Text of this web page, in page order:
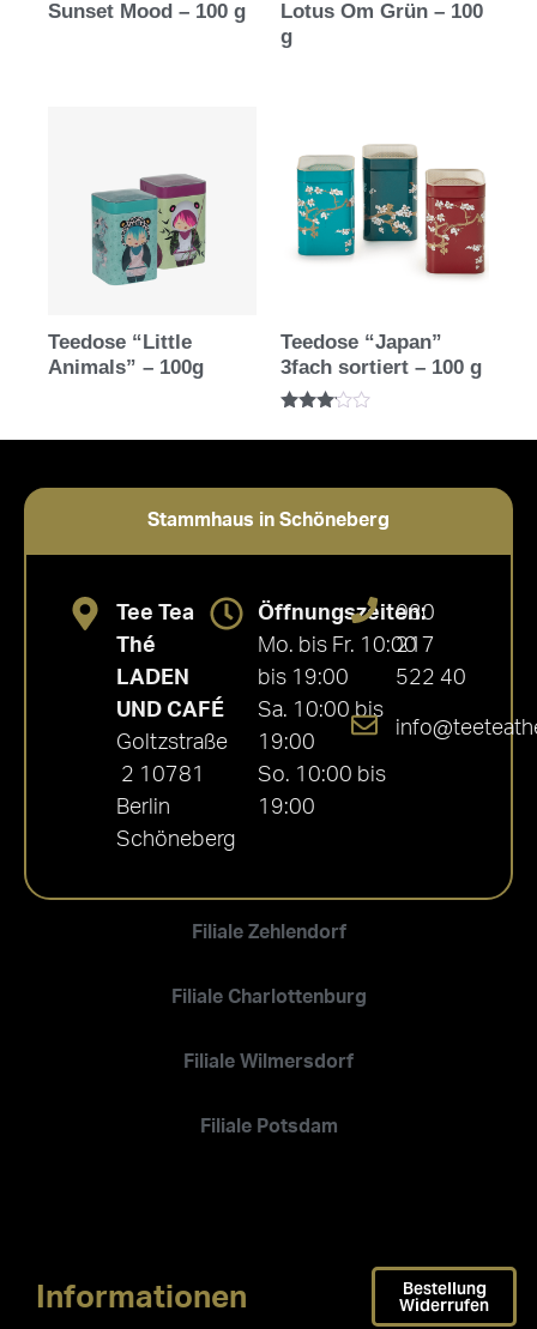
Sunset Mood – 100 g
Lotus Om Grün – 100
g
Teedose “Little
Animals” – 100g
Teedose “Japan”
3fach sortiert – 100 g
mit
Stammhaus in Schöneberg
Filiale Zehlendorf
Filiale Charlottenburg
Filiale Wilmersdorf
Filiale Potsdam
Tee Tea
Thé
LADEN
UND CAFÉ
Goltzstraße
2 10781
Berlin
Schöneberg
Öffnungszeiten:
Mo. bis Fr. 10:00
bis 19:00
Sa. 10:00 bis
19:00
So. 10:00 bis
19:00
030
217
522 40
Informationen Bestellung
Widerrufen